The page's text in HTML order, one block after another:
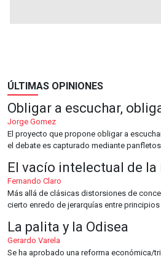
ÚLTIMAS OPINIONES
Obligar a escuchar,
Jorge Gomez
El proyecto que propone obligar a
el debate es capturado mediante
El vacío intelectual de la
Fernando Claro
Más allá de clásicas distorsiones de
cierto enredo de jerarquías entre principios
La palita y la Odisea
Gerardo Varela
Se ha aprobado una reforma económica/